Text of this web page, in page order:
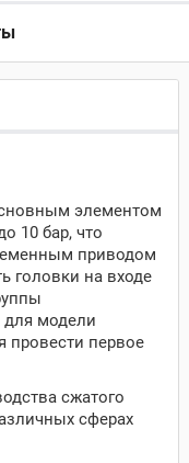
элементом
10 бар, что
приводом
головки на входе
для модели
провести первое
сжатого
сферах